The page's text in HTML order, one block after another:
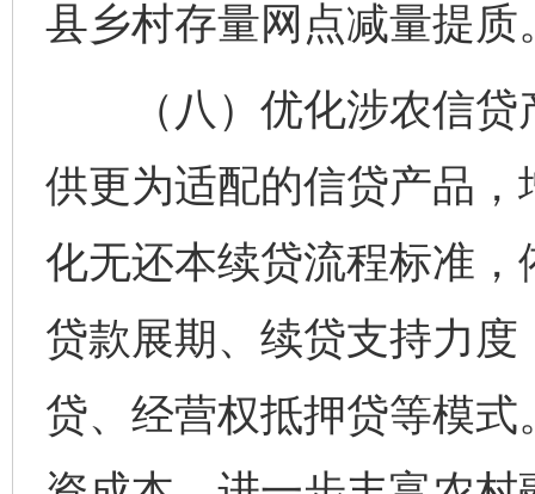
县乡村存量网点减量提质
（八）优化涉农信贷
供更为适配的信贷产品
化无还本续贷流程标准
贷款展期、续贷支持力
贷、经营权抵押贷等模